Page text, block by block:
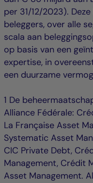
per 31/12/2023).
beleggers, over alle
scala aan
op basis van een
expertise, in
een duurzame
1 De
Alliance Fédérale:
La Française Asset
Systematic Asset
CIC Private Debt,
Management, Crédit
Asset Management.